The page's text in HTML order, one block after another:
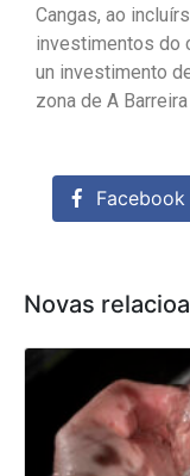
Cangas, ao
investimentos do
un investimento
zona de A Barreira
Facebook
Novas